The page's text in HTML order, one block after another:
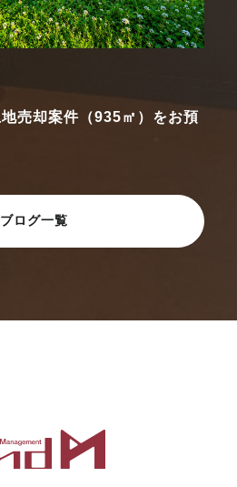
売却案件（935㎡）をお預
ブログ一覧